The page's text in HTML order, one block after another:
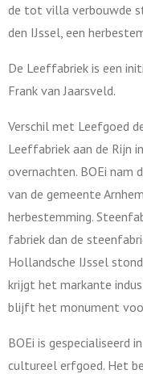
de tot villa verbouwde
den IJssel, een
De Leeffabriek is een
Frank van Jaarsveld.
Verschil met Leefgoed
Leeffabriek aan de Rijn
overnachten. BOEi nam
van de gemeente
herbestemming.
fabriek dan de
Hollandsche IJssel
krijgt het markante
blijft het monument
BOEi is gespecialiseerd
cultureel erfgoed. Het